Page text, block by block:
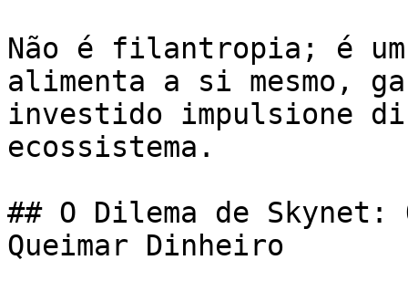
Não é filantropia; é
alimenta a si mesmo,
investido impulsione
ecossistema.
## O Dilema de Skynet:
Queimar Dinheiro